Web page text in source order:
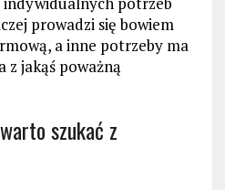
prowadzi się bowiem
a inne potrzeby ma
z jakąś poważną
szukać z